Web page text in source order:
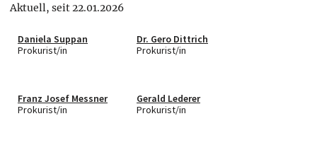
Aktuell, seit 22.01.2026
Daniela Suppan
Prokurist/in
Dr. Gero Dittrich
Prokurist/in
Franz Josef Messner
Prokurist/in
Gerald Lederer
Prokurist/in